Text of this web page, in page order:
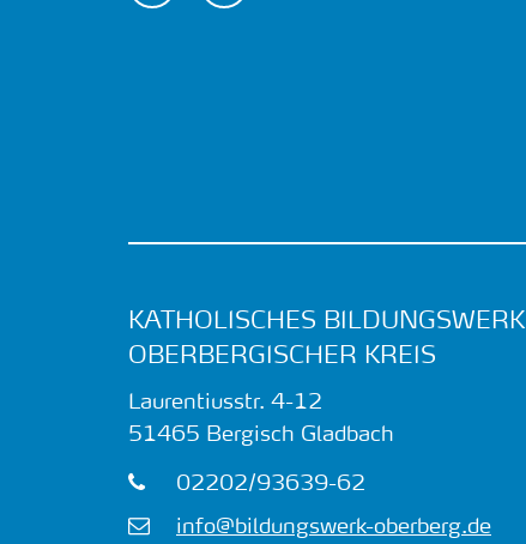
KATHOLISCHES BILDUNGSWERK
OBERBERGISCHER KREIS
Laurentiusstr. 4-12
51465 Bergisch Gladbach
02202/93639-62
info@bildungswerk-oberberg.de